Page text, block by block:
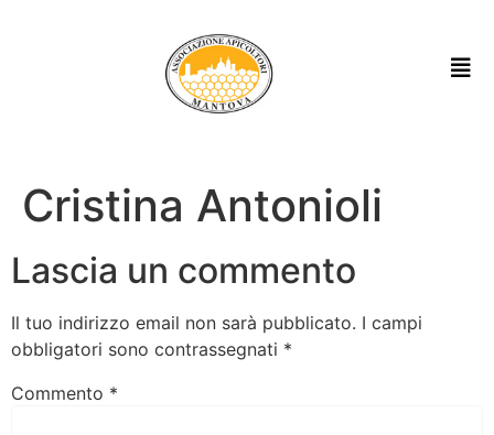
Cristina Antonioli
Lascia un commento
Il tuo indirizzo email non sarà pubblicato. I campi
obbligatori sono contrassegnati *
Commento *